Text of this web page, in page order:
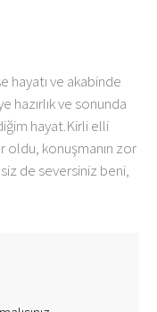
hayatı ve akabinde
hazırlık ve sonunda
hayat.Kirli elli
konuşmanın zor
siz de seversiniz beni,